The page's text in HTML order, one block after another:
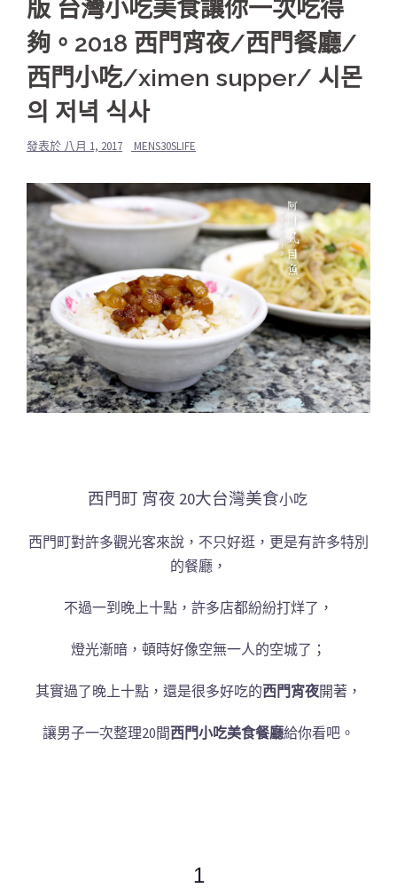
版 台灣小吃美食讓你一次吃得
夠。2018 西門宵夜/西門餐廳/
西門小吃/ximen supper/ 시몬
의 저녁 식사
發表於 八月 1, 2017 MENS30SLIFE
西門町 宵夜 20大台灣美食小吃
西門町對許多觀光客來說，不只好逛，更是有許多特別
的餐廳，
不過一到晚上十點，許多店都紛紛打烊了，
燈光漸暗，頓時好像空無一人的空城了；
其實過了晚上十點，還是很多好吃的西門宵夜開著，
讓男子一次整理20間西門小吃美食餐廳給你看吧。
1